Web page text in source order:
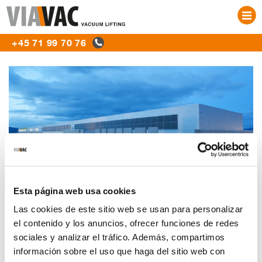
Esta página web usa cookies
Las cookies de este sitio web se usan para personalizar
el contenido y los anuncios, ofrecer funciones de redes
sociales y analizar el tráfico. Además, compartimos
información sobre el uso que haga del sitio web con
TILBEHØR
PROJEKTER
OM VIAVAC
+45 71 99 70 76
VIAVAC vakuumløftere bruges til
byggeri af Facebook datacenter